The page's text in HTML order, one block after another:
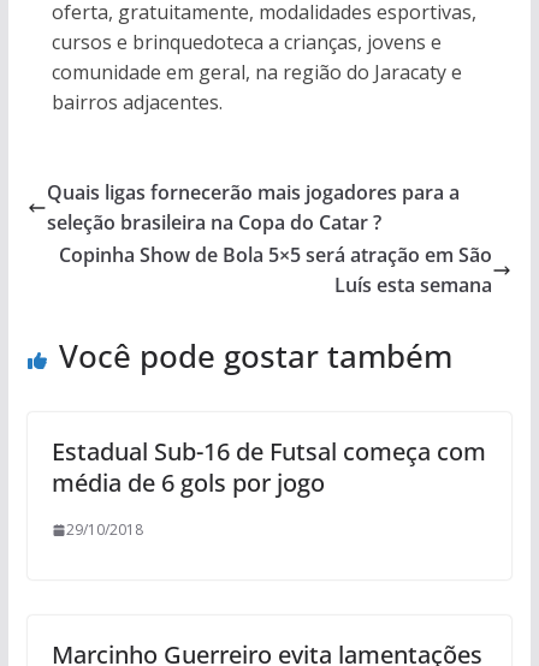
oferta, gratuitamente, modalidades esportivas,
cursos e brinquedoteca a crianças, jovens e
comunidade em geral, na região do Jaracaty e
bairros adjacentes.
Quais ligas fornecerão mais jogadores para a
seleção brasileira na Copa do Catar ?
Copinha Show de Bola 5×5 será atração em São
Luís esta semana
Você pode gostar também
Estadual Sub-16 de Futsal começa com
média de 6 gols por jogo
29/10/2018
Marcinho Guerreiro evita lamentações